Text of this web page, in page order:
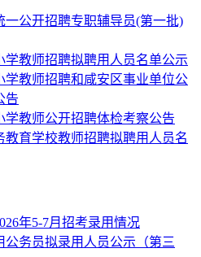
一公开招聘专职辅导员(第一批)
学教师招聘拟聘用人员名单公示
学教师招聘和咸安区事业单位公
告
学教师公开招聘体检考察公告
教育学校教师招聘拟聘用人员名
年5-7月招考录用情况
公务员拟录用人员公示（第三